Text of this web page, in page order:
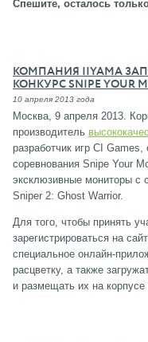
Спешите, осталось
КОМПАНИЯ IIYAMA
КОНКУРС SNIPE
10 апреля 2013 года
Москва, 9 апреля 2013.
производитель
разработчик игр CI
соревнования Snipe Your
эксклюзивные мониторы с
Sniper 2: Ghost Warrior.
Для того, чтобы принять
зарегистрироваться на
cпециальное онлайн-
расцветку, а также
и размещать их на корпусе